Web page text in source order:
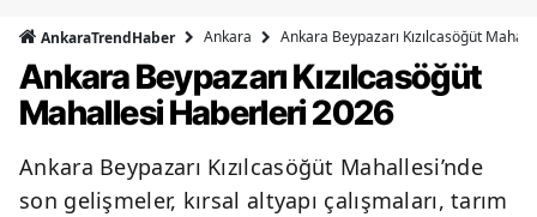
AnkaraTrendHaber Ankara Ankara Beypazarı Kızılcasöğüt
Ankara Beypazarı Kızılcasöğüt
Mahallesi Haberleri 2026
Ankara Beypazarı Kızılcasöğüt Mahallesi’nde
son gelişmeler, kırsal altyapı çalışmaları, tarım